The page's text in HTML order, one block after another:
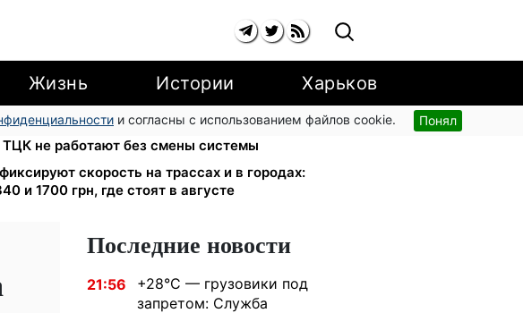
Жизнь Истории Харьков
и согласны с использованием файлов cookie. Понял
дел и ВВК: юрист Танасийчук — почему
ТЦК не работают без смены системы
скорость на трассах и в городах:
и 1700 грн, где стоят в августе
Последние новости
21:56
+28°C — грузовики под
запретом: Служба